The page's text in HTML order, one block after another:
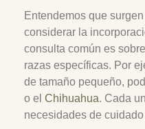
Entendemos que
considerar la
consulta común es
razas específicas. Por
de tamaño pequeño,
o el Chihuahua. Cada
necesidades de